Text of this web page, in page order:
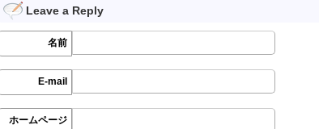
Leave a Reply
名前
E-mail
ホームページ